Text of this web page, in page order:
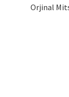
Orjinal